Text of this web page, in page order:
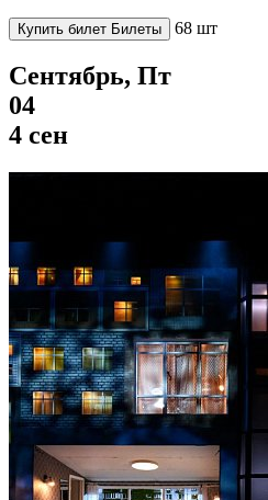
Купить билет Билеты 68 шт
Сентябрь, Пт
04
4 сен